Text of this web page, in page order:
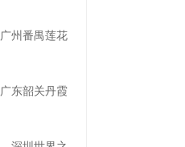
州番禺莲花
东韶关丹霞